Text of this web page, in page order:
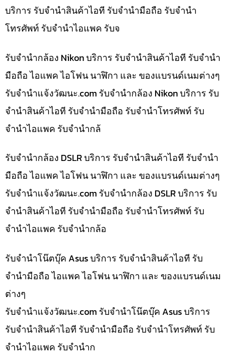
บริการ รับจำนำสินค้าไอที รับจำนำมือถือ รับจำนำ
โทรศัพท์ รับจำนำไอแพค รับจ
รับจำนำกล้อง Nikon บริการ รับจำนำสินค้าไอที รับจำนำ
มือถือ ไอแพค ไอโฟน นาฬิกา และ ของแบรนด์เนมต่างๆ
รับจํานําแจ้งวัฒนะ.com รับจำนำกล้อง Nikon บริการ รับ
จำนำสินค้าไอที รับจำนำมือถือ รับจำนำโทรศัพท์ รับ
จำนำไอแพค รับจำนำกล้
รับจำนำกล้อง DSLR บริการ รับจำนำสินค้าไอที รับจำนำ
มือถือ ไอแพค ไอโฟน นาฬิกา และ ของแบรนด์เนมต่างๆ
รับจํานําแจ้งวัฒนะ.com รับจำนำกล้อง DSLR บริการ รับ
จำนำสินค้าไอที รับจำนำมือถือ รับจำนำโทรศัพท์ รับ
จำนำไอแพค รับจำนำกล้อ
รับจำนำโน๊ตบุ๊ค Asus บริการ รับจำนำสินค้าไอที รับ
จำนำมือถือ ไอแพค ไอโฟน นาฬิกา และ ของแบรนด์เนม
ต่างๆ
รับจํานําแจ้งวัฒนะ.com รับจำนำโน๊ตบุ๊ค Asus บริการ
รับจำนำสินค้าไอที รับจำนำมือถือ รับจำนำโทรศัพท์ รับ
จำนำไอแพค รับจำนำก